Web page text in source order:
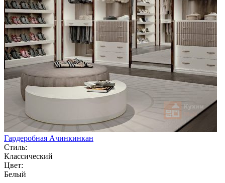
Гардеробная Ачинкинкан
Стиль:
Классический
Цвет:
Белый